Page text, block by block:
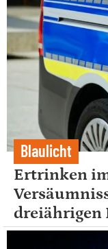
Blaulicht
Ertrinken
dreiährigen